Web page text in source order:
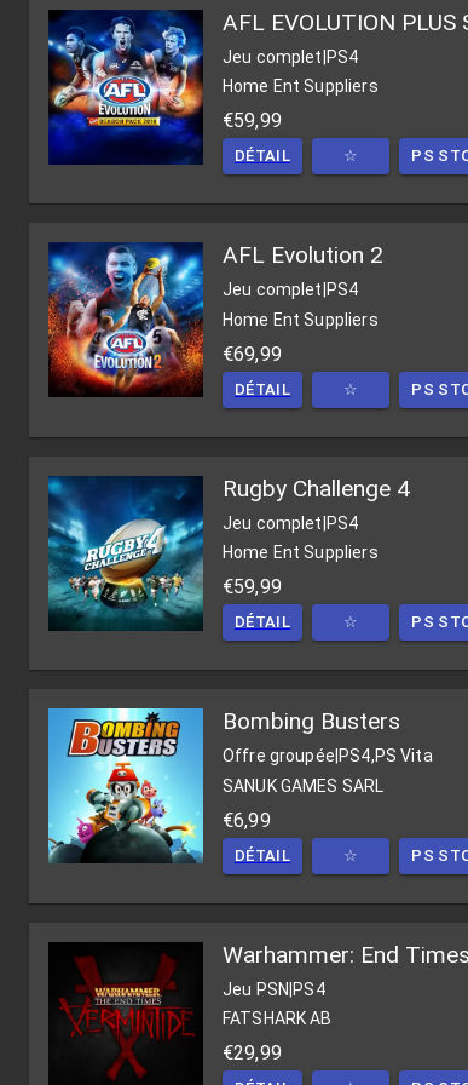
AFL EVOLUTION PLUS
Jeu complet|PS4
Home Ent Suppliers
€59,99
DÉTAIL ☆ PS
AFL Evolution 2
Jeu complet PS4
Home Ent Suppliers
€69,99
DÉTAIL ☆ PS
Rugby Challenge 4
Jeu complet|PS4
Home Ent Suppliers
€59,99
DÉTAIL ☆ PS
Bombing Busters
Offre groupée PS4,PS Vita
SANUK GAMES SARL
€6,99
DÉTAIL ☆ PS
Warhammer: End
Jeu PSN|PS4
FATSHARK AB
€29,99